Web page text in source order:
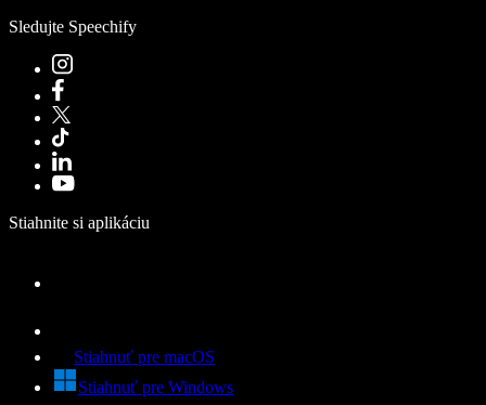
Sledujte Speechify
Stiahnite si aplikáciu
Stiahnuť pre macOS
Stiahnuť pre Windows